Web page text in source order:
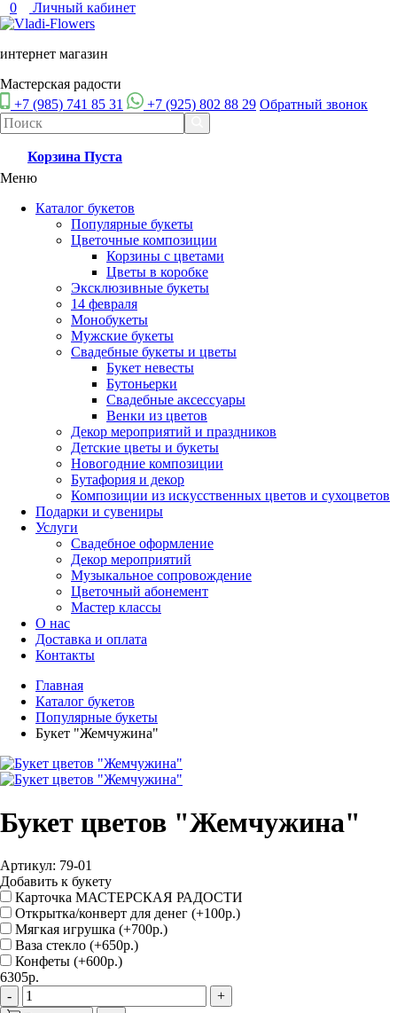
0 Личный кабинет
интернет магазин
Мастерская радости
+7 (985) 741 85 31
+7 (925) 802 88 29 Обратный звонок
Корзина Пуста
Меню
Каталог букетов
Популярные букеты
Цветочные композиции
Корзины с цветами
Цветы в коробке
Эксклюзивные букеты
14 февраля
Монобукеты
Мужские букеты
Свадебные букеты и цветы
Букет невесты
Бутоньерки
Свадебные аксессуары
Венки из цветов
Декор мероприятий и праздников
Детские цветы и букеты
Новогодние композиции
Бутафория и декор
Композиции из искусственных цветов и сухоцветов
Подарки и сувениры
Услуги
Свадебное оформление
Декор мероприятий
Музыкальное сопровождение
Цветочный абонемент
Мастер классы
О нас
Доставка и оплата
Контакты
Главная
Каталог букетов
Популярные букеты
Букет "Жемчужина"
Букет цветов "Жемчужина"
Артикул: 79-01
Добавить к букету
Карточка МАСТЕРСКАЯ РАДОСТИ
Открытка/конверт для денег (+100р.)
Мягкая игрушка (+700р.)
Ваза стекло (+650р.)
Конфеты (+600р.)
6305р.
-
+